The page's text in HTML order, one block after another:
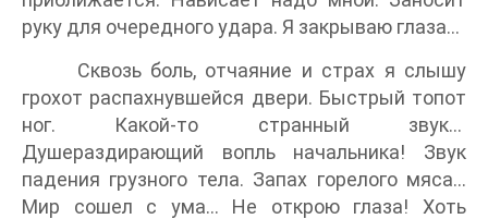
руку для очередного удара. Я закрываю глаза…
Сквозь боль, отчаяние и страх я слышу
грохот распахнувшейся двери. Быстрый топот
ног. Какой-то странный звук…
Душераздирающий вопль начальника! Звук
падения грузного тела. Запах горелого мяса...
Мир сошел с ума… Не открою глаза! Хоть